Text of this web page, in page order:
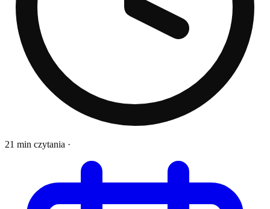
21 min czytania ·